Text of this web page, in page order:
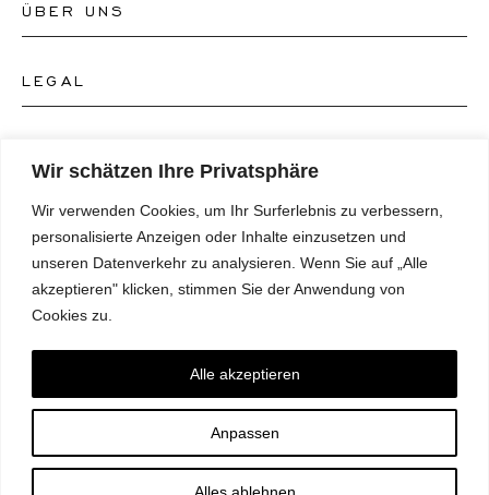
Wir schätzen Ihre Privatsphäre
Wir verwenden Cookies, um Ihr Surferlebnis zu verbessern,
personalisierte Anzeigen oder Inhalte einzusetzen und
unseren Datenverkehr zu analysieren. Wenn Sie auf „Alle
akzeptieren" klicken, stimmen Sie der Anwendung von
Cookies zu.
Anpassen
Alles ablehnen
Alle akzeptieren
Kontakt Uhrengeschäft
ÜBER UNS
Über uns
Magazin
Presse
LEGAL
Datenschutzrichtlinie
Impressum
Barrierefreiheitserklärung
Einwilligungspräferenzen
Instagram
Facebook
SPRACHE
Deutsch
English
NEWSLETTER
ABONNIEREN